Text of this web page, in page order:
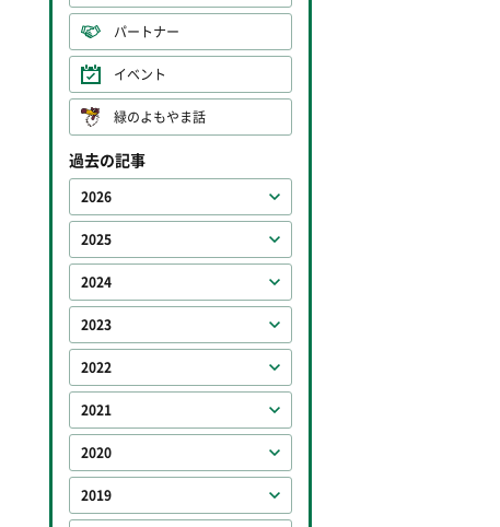
パートナー
イベント
緑のよもやま話
過去の記事
2026
2025
2024
2023
2022
2021
2020
2019